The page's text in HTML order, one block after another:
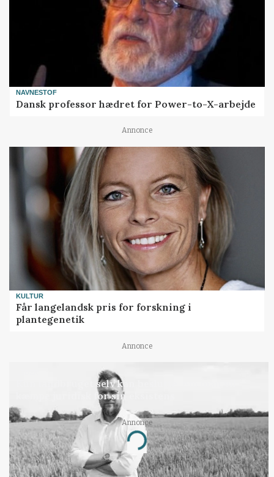
NAVNESTOF
Dansk professor hædret for Power-to-X-arbejde
Annonce
KULTUR
Får langelandsk pris for forskning i
plantegenetik
Annonce
Kun landbruget selv kan beslutte, om man vil
kæmpe juridisk for sin eksistens
Annonce
Loading...